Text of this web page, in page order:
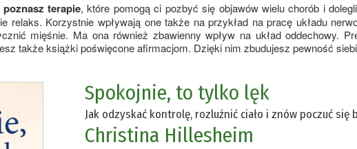
poznasz terapie, które pomogą ci pozbyć się objawów wielu chorób i
relaks. Korzystnie wpływają one także na przykład na pracę układu
mięśnie. Ma ona również zbawienny wpływ na układ oddechowy.
także książki poświęcone afirmacjom. Dzięki nim zbudujesz pewność
Spokojnie, to tylko lęk
Jak odzyskać kontrolę, rozluźnić ciało i znów poczuć się
Christina Hillesheim